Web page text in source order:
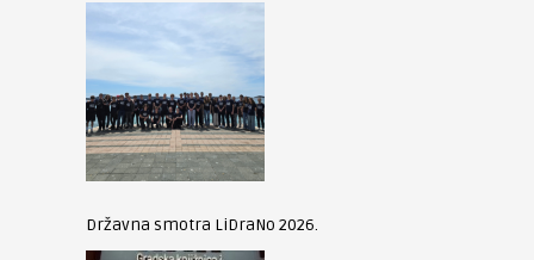
Državna smotra LiDraNo 2026.